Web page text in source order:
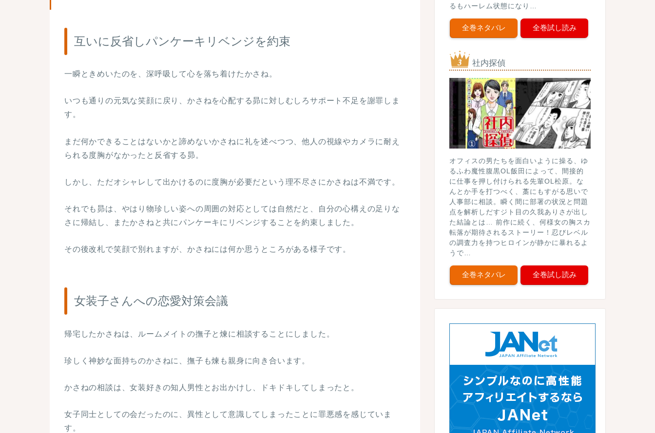
互いに反省しパンケーキリベンジを約束
一瞬ときめいたのを、深呼吸して心を落ち着けたかさね。
いつも通りの元気な笑顔に戻り、かさねを心配する昴に対しむしろサポート不足を謝罪しま
す。
まだ何かできることはないかと諦めないかさねに礼を述べつつ、他人の視線やカメラに耐え
られる度胸がなかったと反省する昴。
しかし、ただオシャレして出かけるのに度胸が必要だという理不尽さにかさねは不満です。
それでも昴は、やはり物珍しい姿への周囲の対応としては自然だと、自分の心構えの足りな
さに帰結し、またかさねと共にパンケーキにリベンジすることを約束しました。
その後改札で笑顔で別れますが、かさねには何か思うところがある様子です。
女装子さんへの恋愛対策会議
帰宅したかさねは、ルームメイトの撫子と煉に相談することにしました。
珍しく神妙な面持ちのかさねに、撫子も煉も親身に向き合います。
かさねの相談は、女装好きの知人男性とお出かけし、ドキドキしてしまったと。
女子同士としての会だったのに、異性として意識してしまったことに罪悪感を感じていま
す。
るもハーレム状態になり…
全巻ネタバレ 全巻試し読み
社内探偵
オフィスの男たちを面白いように操る、ゆ
るふわ魔性腹黒OL飯田によって、間接的
に仕事を押し付けられる先輩OL松原。な
んとか手を打つべく、藁にもすがる思いで
人事部に相談。瞬く間に部署の状況と問題
点を解析しだすジト目の久我ありさが出し
た結論とは… 前作に続く、何様女の胸スカ
転落が期待されるストーリー！忍びレベル
の調査力を持つヒロインが静かに暴れるよ
うで…
全巻ネタバレ 全巻試し読み